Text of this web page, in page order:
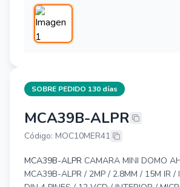
SOBRE PEDIDO 130 días
STREAMAX -
MCA39B-ALPR
Código: MOC10MER41
MCA39B-ALPR CAMARA MINI DOMO
MCA39B-ALPR / 2MP / 2.8MM / 15M IR /